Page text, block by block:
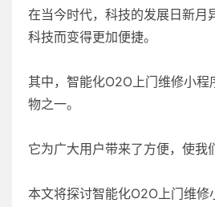
在当今时代，科技的发展日新月
科技而变得更加便捷。
其中，智能化O2O上门维修小程
物之一。
它为广大用户带来了方便，使我
本文将探讨智能化O2O上门维修